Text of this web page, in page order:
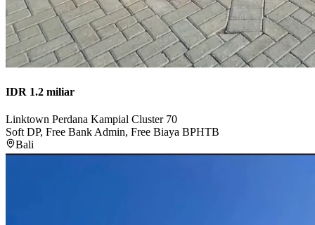
IDR 1.2 miliar
Linktown Perdana Kampial Cluster 70
Soft DP, Free Bank Admin, Free Biaya BPHTB
Bali